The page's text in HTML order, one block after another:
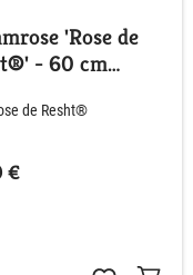
'Rose de
- 60 cm
de Resht®
€